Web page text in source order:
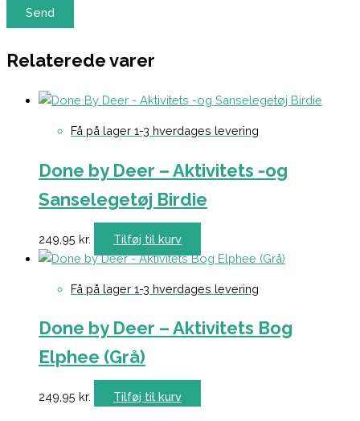
Relaterede varer
Få på lager 1-3 hverdages levering
Done by Deer – Aktivitets -og
Sanselegetøj Birdie
249,95 kr. Tilføj til kurv
Få på lager 1-3 hverdages levering
Done by Deer – Aktivitets Bog
Elphee (Grå)
249,95 kr. Tilføj til kurv